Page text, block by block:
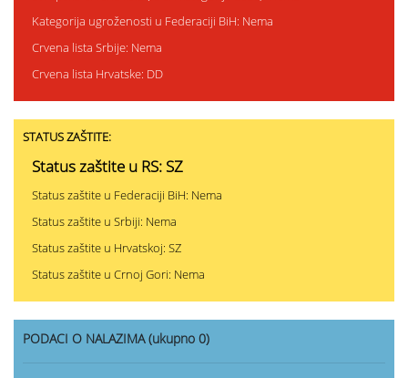
Kategorija ugroženosti u Federaciji BiH: Nema
Crvena lista Srbije: Nema
Crvena lista Hrvatske: DD
STATUS ZAŠTITE:
Status zaštite u RS: SZ
Status zaštite u Federaciji BiH: Nema
Status zaštite u Srbiji: Nema
Status zaštite u Hrvatskoj: SZ
Status zaštite u Crnoj Gori: Nema
PODACI O NALAZIMA (ukupno 0)